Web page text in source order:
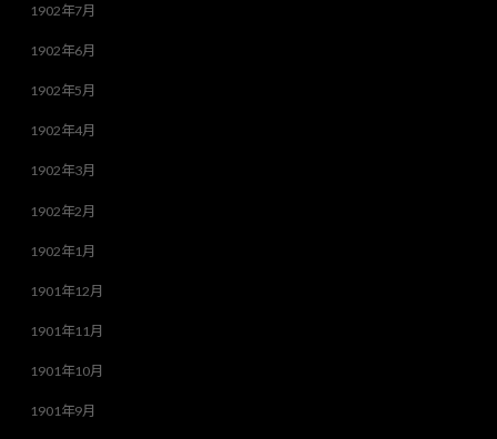
1902年7月
1902年6月
1902年5月
1902年4月
1902年3月
1902年2月
1902年1月
1901年12月
1901年11月
1901年10月
1901年9月